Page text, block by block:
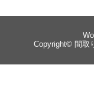
Copyright© 間取